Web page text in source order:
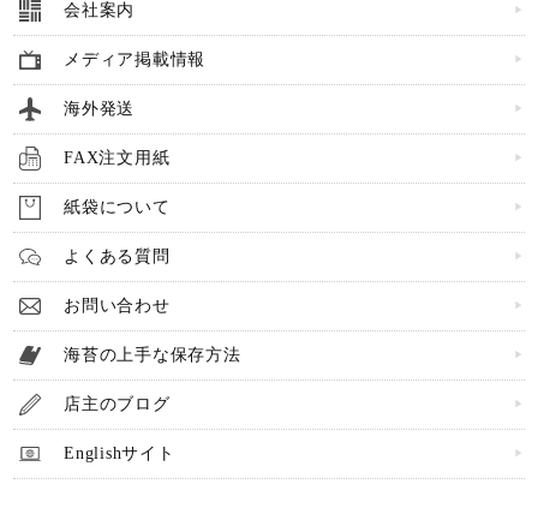
会社案内
メディア掲載情報
海外発送
FAX注文用紙
紙袋について
よくある質問
お問い合わせ
海苔の上手な保存方法
店主のブログ
Englishサイト